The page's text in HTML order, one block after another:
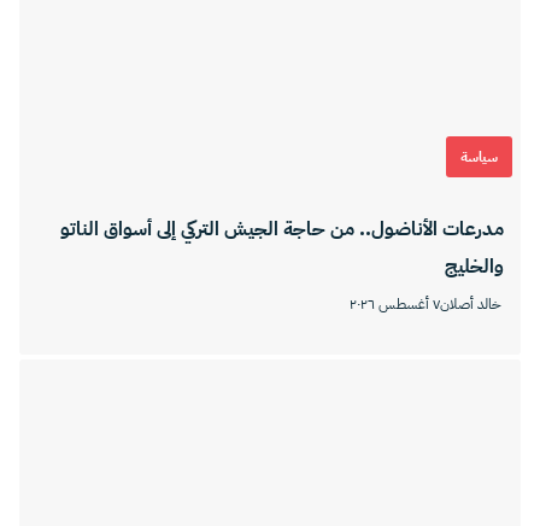
سياسة
مدرعات الأناضول.. من حاجة الجيش التركي إلى أسواق الناتو
والخليج
خالد أصلان٧ أغسطس ٢٠٢٦